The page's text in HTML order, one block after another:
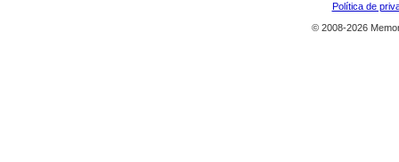
Política de
© 2008-2026